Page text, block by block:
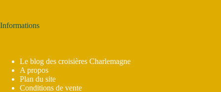
Informations
Le blog des croisières Charlemagne
A propos
Plan du site
Conditions de vente